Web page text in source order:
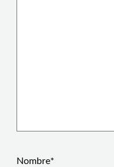
Nombre*